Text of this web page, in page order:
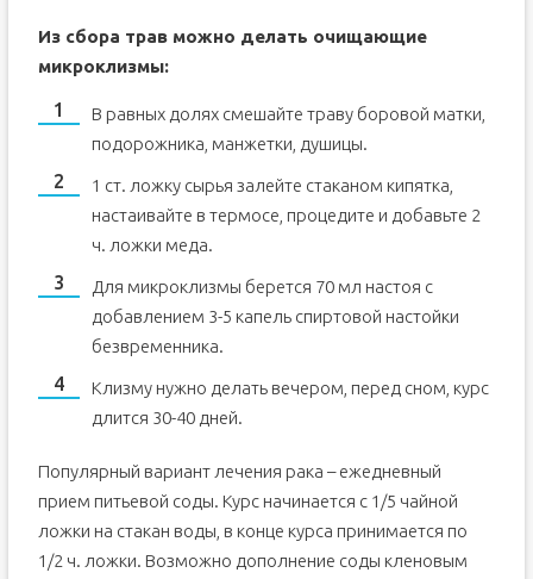
Из сбора трав можно делать очищающие
микроклизмы:
В равных долях смешайте траву боровой матки,
подорожника, манжетки, душицы.
1 ст. ложку сырья залейте стаканом кипятка,
настаивайте в термосе, процедите и добавьте 2
ч. ложки меда.
Для микроклизмы берется 70 мл настоя с
добавлением 3-5 капель спиртовой настойки
безвременника.
Клизму нужно делать вечером, перед сном, курс
длится 30-40 дней.
Популярный вариант лечения рака – ежедневный
прием питьевой соды. Курс начинается с 1/5 чайной
ложки на стакан воды, в конце курса принимается по
1/2 ч. ложки. Возможно дополнение соды кленовым